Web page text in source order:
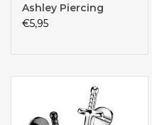
Ashley Piercing
€5,95